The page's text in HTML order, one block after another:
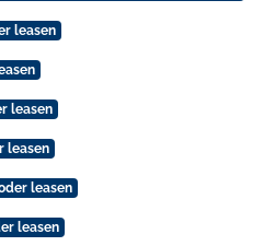
leasen
leasen
leasen
leasen
leasen